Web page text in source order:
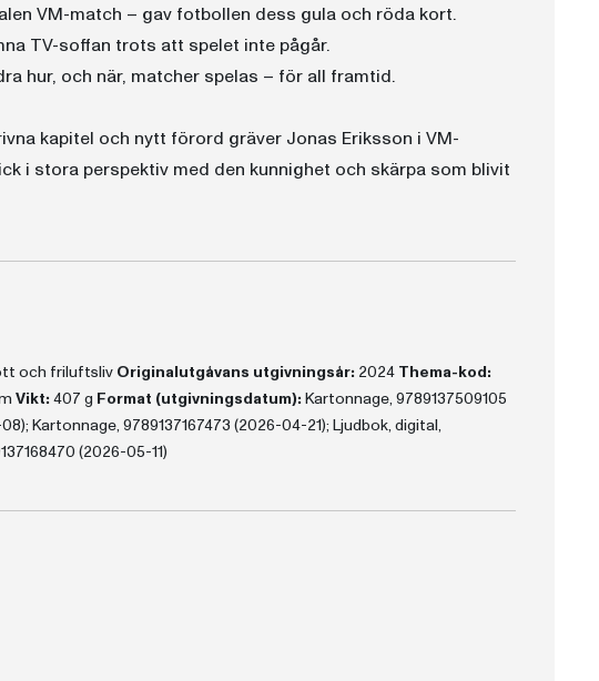
VM-match – gav fotbollen dess gula och röda kort.
TV-soffan trots att spelet inte pågår.
hur, och när, matcher spelas – för all framtid.
kapitel och nytt förord gräver Jonas Eriksson i VM-
i stora perspektiv med den kunnighet och skärpa som blivit
och friluftsliv Originalutgåvans utgivningsår: 2024 Thema-kod:
Vikt: 407 g Format (utgivningsdatum): Kartonnage, 9789137509105
Kartonnage, 9789137167473 (2026-04-21); Ljudbok, digital,
(2026-05-11)